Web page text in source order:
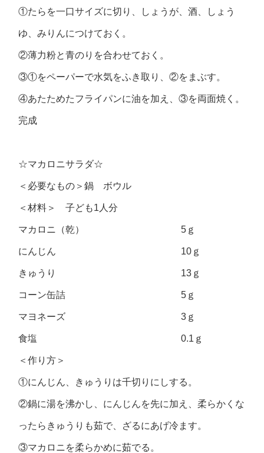
①たらを一口サイズに切り、しょうが、酒、しょう
ゆ、みりんにつけておく。
②薄力粉と青のりを合わせておく。
③①をペーパーで水気をふき取り、②をまぶす。
④あたためたフライパンに油を加え、③を両面焼く。
完成
☆マカロニサラダ☆
＜必要なもの＞鍋 ボウル
＜材料＞ 子ども1人分
マカロニ（乾） 5ｇ
にんじん 10ｇ
きゅうり 13ｇ
コーン缶詰 5ｇ
マヨネーズ 3ｇ
食塩 0.1ｇ
＜作り方＞
①にんじん、きゅうりは千切りにしする。
②鍋に湯を沸かし、にんじんを先に加え、柔らかくな
ったらきゅうりも茹で、ざるにあげ冷ます。
③マカロニを柔らかめに茹でる。